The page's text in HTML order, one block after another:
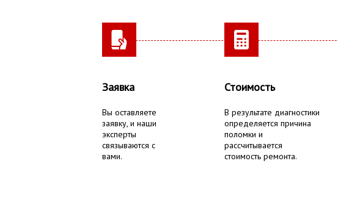
Заявка
Вы оставляете
заявку, и наши
эксперты
связываются с
вами.
Стоимость
В результате диагностики
определяется причина
поломки и
рассчитывается
стоимость ремонта.